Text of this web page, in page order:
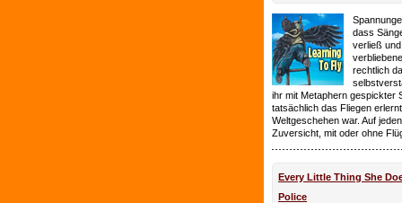
dass
verließ
rechtlich
ihr mit Metaphern gespickter
tatsächlich das Fliegen
Weltgeschehen war. Auf
Zuversicht, mit oder ohne
Every Little Thing She
Police